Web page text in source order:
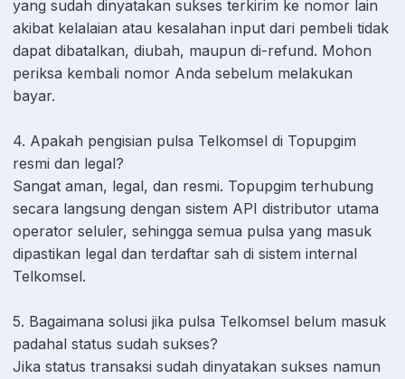
yang sudah dinyatakan sukses terkirim ke nomor lain
akibat kelalaian atau kesalahan input dari pembeli tidak
dapat dibatalkan, diubah, maupun di-refund. Mohon
periksa kembali nomor Anda sebelum melakukan
bayar.
4. Apakah pengisian pulsa Telkomsel di Topupgim
resmi dan legal?
Sangat aman, legal, dan resmi. Topupgim terhubung
secara langsung dengan sistem API distributor utama
operator seluler, sehingga semua pulsa yang masuk
dipastikan legal dan terdaftar sah di sistem internal
Telkomsel.
5. Bagaimana solusi jika pulsa Telkomsel belum masuk
padahal status sudah sukses?
Jika status transaksi sudah dinyatakan sukses namun